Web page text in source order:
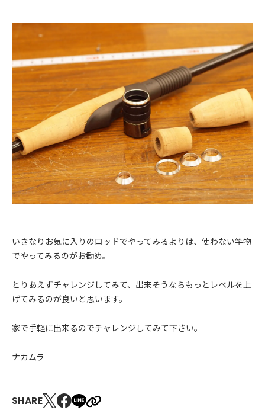
いきなりお気に入りのロッドでやってみるよりは、使わない竿物
でやってみるのがお勧め。
とりあえずチャレンジしてみて、出来そうならもっとレベルを上
げてみるのが良いと思います。
家で手軽に出来るのでチャレンジしてみて下さい。
ナカムラ
SHARE